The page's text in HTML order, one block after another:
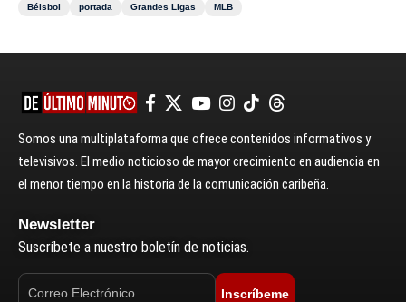
Béisbol
portada Grandes Ligas MLB
Somos una multiplataforma que ofrece contenidos informativos y
televisivos. El medio noticioso de mayor crecimiento en audiencia en
el menor tiempo en la historia de la comunicación caribeña.
Newsletter
Suscríbete a nuestro boletín de noticias.
Inscríbeme